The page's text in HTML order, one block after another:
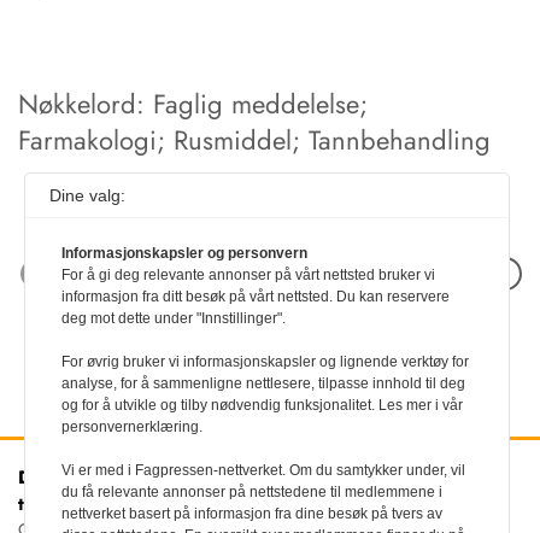
Nøkkelord: Faglig meddelelse;
Farmakologi; Rusmiddel; Tannbehandling
Neste artikkel
Den norske
tannlegeforenings Tidende
Kontakt oss
Tlf:22 54 74 00
E-post:
Dine valg:
Informasjonskapsler og personvern
For å gi deg relevante annonser på vårt nettsted bruker vi
informasjon fra ditt besøk på vårt nettsted. Du kan reservere
deg mot dette under "Innstillinger".
For øvrig bruker vi informasjonskapsler og lignende verktøy for
analyse, for å sammenligne nettlesere, tilpasse innhold til deg
og for å utvikle og tilby nødvendig funksjonalitet. Les mer i vår
personvernerklæring.
Vi er med i Fagpressen-nettverket. Om du samtykker under, vil
du få relevante annonser på nettstedene til medlemmene i
nettverket basert på informasjon fra dine besøk på tvers av